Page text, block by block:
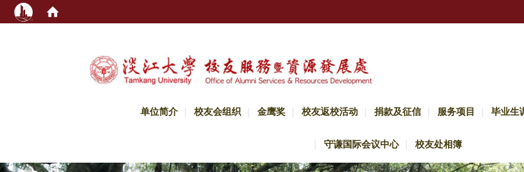
单位简介 校友会组织 金鹰奖 校友返校活动 捐款及征信 服务项目 毕业生
守谦国际会议中心 校友处相簿